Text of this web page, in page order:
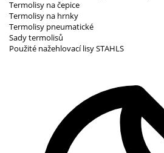
Termolisy na čepice
Termolisy na hrnky
Termolisy pneumatické
Sady termolisů
Použité nažehlovací lisy STAHLS